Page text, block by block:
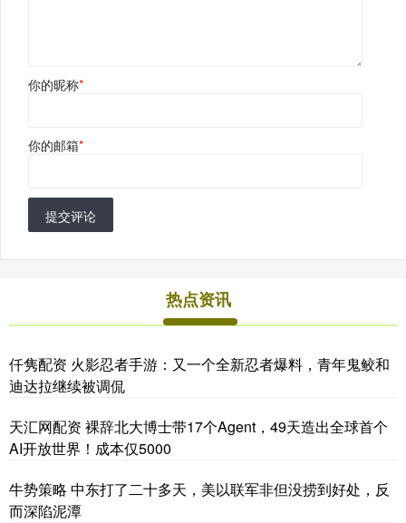
你的昵称*
你的邮箱*
提交评论
热点资讯
仟隽配资 火影忍者手游：又一个全新忍者爆料，青年鬼鲛和
迪达拉继续被调侃
天汇网配资 裸辞北大博士带17个Agent，49天造出全球首个
AI开放世界！成本仅5000
牛势策略 中东打了二十多天，美以联军非但没捞到好处，反
而深陷泥潭